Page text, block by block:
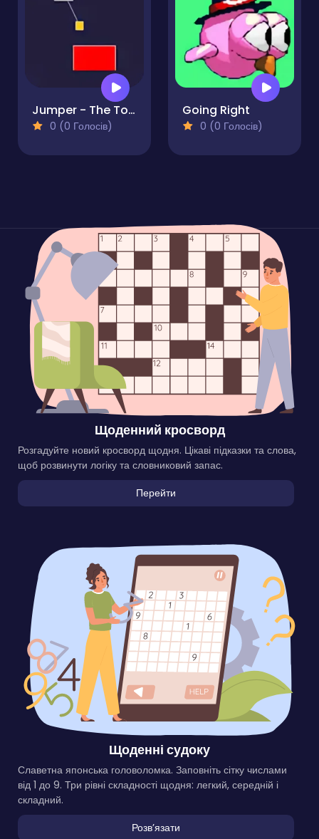
Jumper - The Tower Destroyer
0 (0 Голосів)
Going Right
0 (0 Голосів)
Щоденний кросворд
Розгадуйте новий кросворд щодня. Цікаві підказки та слова,
щоб розвинути логіку та словниковий запас.
Перейти
Щоденні судоку
Славетна японська головоломка. Заповніть сітку числами
від 1 до 9. Три рівні складності щодня: легкий, середній і
складний.
Розвʼязати